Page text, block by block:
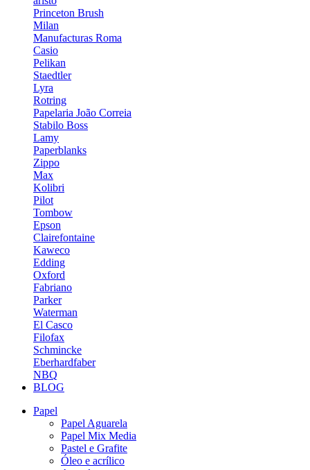
Princeton Brush
Milan
Manufacturas Roma
Casio
Pelikan
Staedtler
Lyra
Rotring
Papelaria João Correia
Stabilo Boss
Lamy
Paperblanks
Zippo
Max
Kolibri
Pilot
Tombow
Epson
Clairefontaine
Kaweco
Edding
Oxford
Fabriano
Parker
Waterman
El Casco
Filofax
Schmincke
Eberhardfaber
NBQ
BLOG
Papel
Papel Aguarela
Papel Mix Media
Pastel e Grafite
Óleo e acrílico